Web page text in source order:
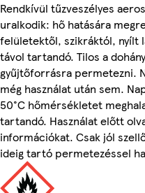
Rendkívül tűzveszélyes
uralkodik: hő hatására
felületektől, szikráktól, nyílt
távol tartandó. Tilos a
gyűjtőforrásra permetezni.
még használat után sem.
50°C hőmérsékletet
tartandó. Használat előtt
információkat. Csak jól
ideig tartó permetezéssel